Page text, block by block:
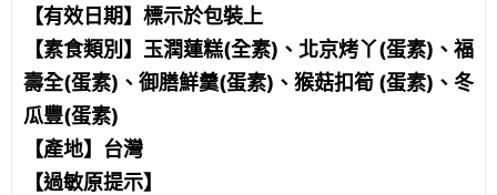
【有效日期】標示於包裝上
【素食類別】玉潤蓮糕(全素)、北京烤丫(蛋素)、福
壽全(蛋素)、御膳鮮羹(蛋素)、猴菇扣筍 (蛋素)、冬
瓜豐(蛋素)
【產地】台灣
【過敏原提示】